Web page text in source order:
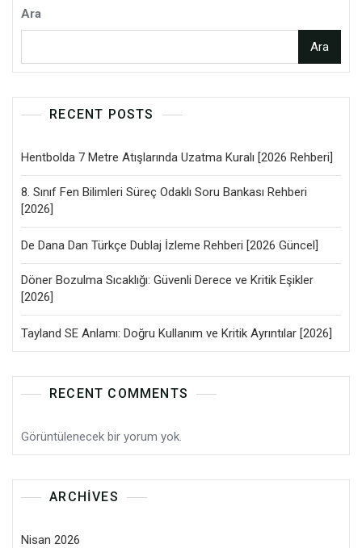
Ara
Ara
RECENT POSTS
Hentbolda 7 Metre Atışlarında Uzatma Kuralı [2026 Rehberi]
8. Sınıf Fen Bilimleri Süreç Odaklı Soru Bankası Rehberi
[2026]
De Dana Dan Türkçe Dublaj İzleme Rehberi [2026 Güncel]
Döner Bozulma Sıcaklığı: Güvenli Derece ve Kritik Eşikler
[2026]
Tayland SE Anlamı: Doğru Kullanım ve Kritik Ayrıntılar [2026]
RECENT COMMENTS
Görüntülenecek bir yorum yok.
ARCHIVES
Nisan 2026